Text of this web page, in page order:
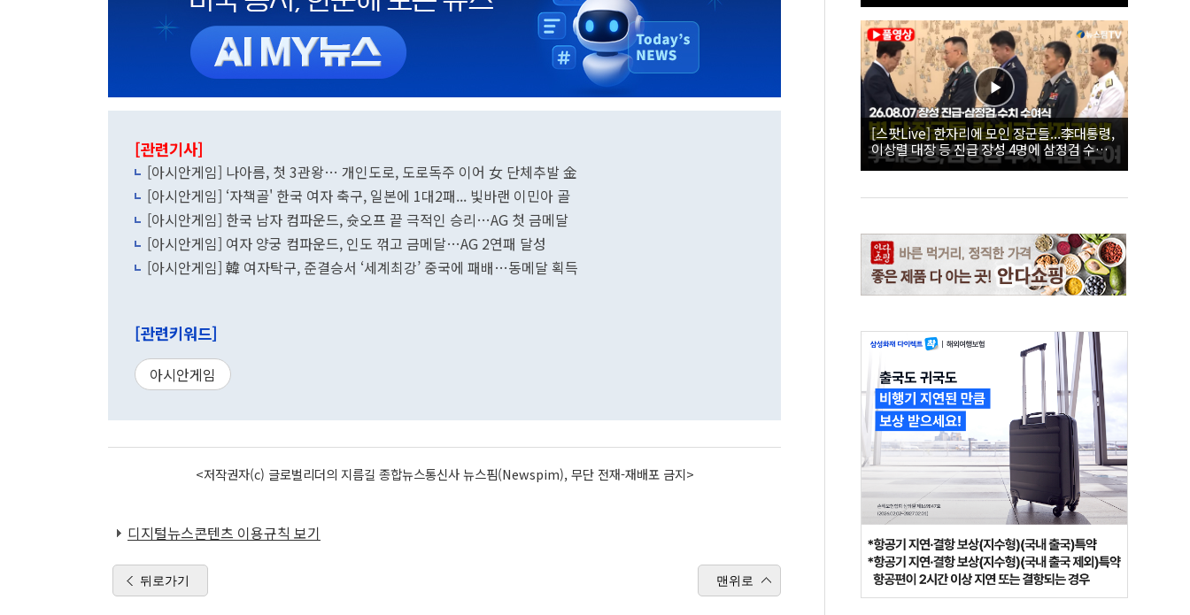
[관련기사]
[아시안게임] 나아름, 첫 3관왕… 개인도로, 도로독주 이어 女 단체추발 金
[아시안게임] ‘자책골' 한국 여자 축구, 일본에 1대2패... 빛바랜 이민아 골
[아시안게임] 한국 남자 컴파운드, 슛오프 끝 극적인 승리…AG 첫 금메달
[아시안게임] 여자 양궁 컴파운드, 인도 꺾고 금메달…AG 2연패 달성
[아시안게임] 韓 여자탁구, 준결승서 ‘세계최강’ 중국에 패배…동메달 획득
[관련키워드]
아시안게임
<저작권자(c) 글로벌리더의 지름길 종합뉴스통신사 뉴스핌(Newspim), 무단 전재-재배포 금지>
디지털뉴스콘텐츠 이용규칙 보기
뒤로가기 맨위로
[스팟Live] 한자리에 모인 장군들...李대통령,
이상렬 대장 등 진급 장성 4명에 삼정검 수치
직접 수여｜26.08.07 장성 진급·삼정검 수치